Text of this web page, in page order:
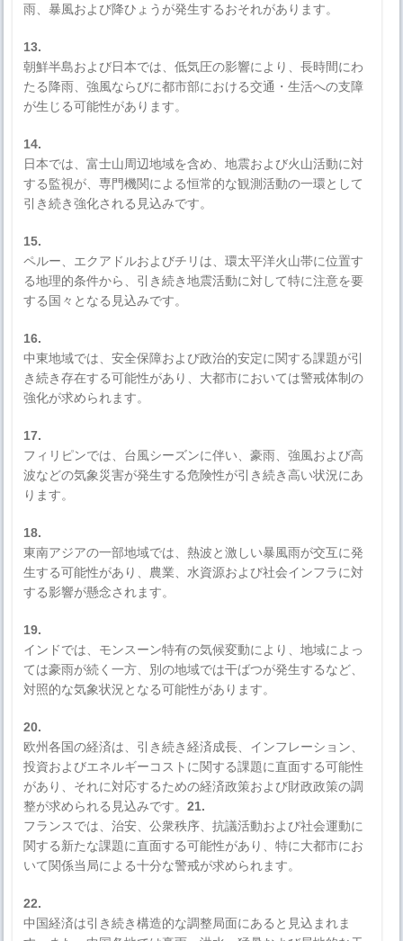
雨、暴風および降ひょうが発生するおそれがあります。
13.
朝鮮半島および日本では、低気圧の影響により、長時間にわ
たる降雨、強風ならびに都市部における交通・生活への支障
が生じる可能性があります。
14.
日本では、富士山周辺地域を含め、地震および火山活動に対
する監視が、専門機関による恒常的な観測活動の一環として
引き続き強化される見込みです。
15.
ペルー、エクアドルおよびチリは、環太平洋火山帯に位置す
る地理的条件から、引き続き地震活動に対して特に注意を要
する国々となる見込みです。
16.
中東地域では、安全保障および政治的安定に関する課題が引
き続き存在する可能性があり、大都市においては警戒体制の
強化が求められます。
17.
フィリピンでは、台風シーズンに伴い、豪雨、強風および高
波などの気象災害が発生する危険性が引き続き高い状況にあ
ります。
18.
東南アジアの一部地域では、熱波と激しい暴風雨が交互に発
生する可能性があり、農業、水資源および社会インフラに対
する影響が懸念されます。
19.
インドでは、モンスーン特有の気候変動により、地域によっ
ては豪雨が続く一方、別の地域では干ばつが発生するなど、
対照的な気象状況となる可能性があります。
20.
欧州各国の経済は、引き続き経済成長、インフレーション、
投資およびエネルギーコストに関する課題に直面する可能性
があり、それに対応するための経済政策および財政政策の調
整が求められる見込みです。21.
フランスでは、治安、公衆秩序、抗議活動および社会運動に
関する新たな課題に直面する可能性があり、特に大都市にお
いて関係当局による十分な警戒が求められます。
22.
中国経済は引き続き構造的な調整局面にあると見込まれま